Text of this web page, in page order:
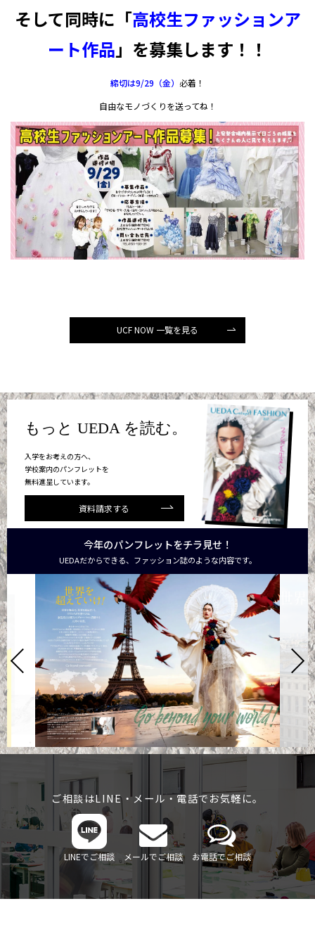
そして同時に「高校生ファッションア
ート作品」を募集します！！
締切は9/29（金） 必着！
自由なモノづくりを送ってね！
UCF NOW 一覧を見る
もっと UEDA を読む。
入学をお考えの方へ、
学校案内のパンフレットを
無料進呈しています。
資料請求する
今年のパンフレットをチラ見せ！
UEDAだからできる、ファッション誌のような内容です。
ご相談はLINE・メール・電話でお気軽に。
LINEでご相談 メールでご相談 お電話でご相談